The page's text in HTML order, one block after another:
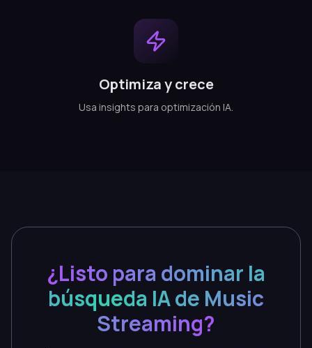
Optimiza y crece
Usa insights para optimización IA.
¿Listo para dominar la
búsqueda IA de Music
Streaming?